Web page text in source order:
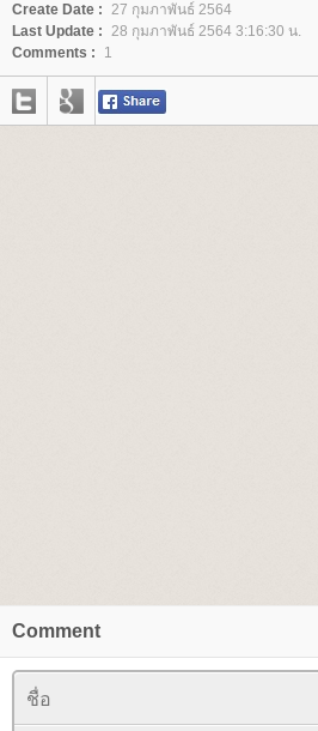
Create Date : 27 กุมภาพันธ์ 2564
Last Update : 28 กุมภาพันธ์ 2564 3:16:30 น.
Comments :
1
Comment